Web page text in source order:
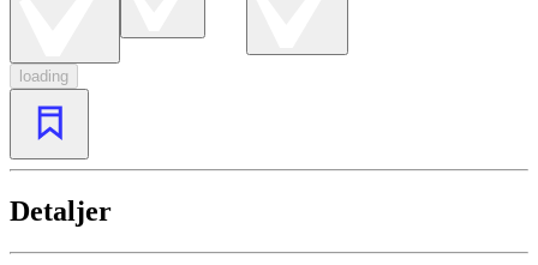
loading
Detaljer